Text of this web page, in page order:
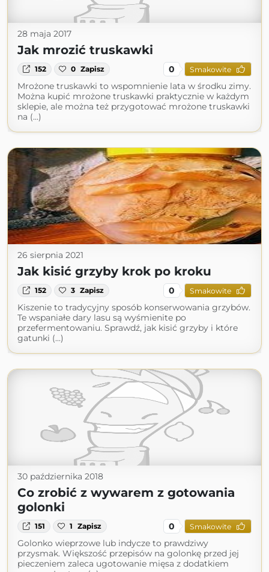
28 maja 2017
Jak mrozić truskawki
152 0 Zapisz 0 Smakowite
Mrożone truskawki to wspomnienie lata w środku zimy.
Można kupić mrożone truskawki praktycznie w każdym
sklepie, ale można też przygotować mrożone truskawki
na (...)
26 sierpnia 2021
Jak kisić grzyby krok po kroku
152 3 Zapisz 0 Smakowite
Kiszenie to tradycyjny sposób konserwowania grzybów.
Te wspaniałe dary lasu są wyśmienite po
przefermentowaniu. Sprawdź, jak kisić grzyby i które
gatunki (...)
30 października 2018
Co zrobić z wywarem z gotowania
golonki
151 1 Zapisz 0 Smakowite
Golonko wieprzowe lub indycze to prawdziwy
przysmak. Większość przepisów na golonkę przed jej
pieczeniem zaleca ugotowanie mięsa z dodatkiem